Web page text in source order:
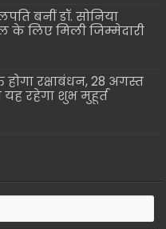
बनीं डॉ. सोनिया
के लिए मिली जिम्मेदारी
होगा रक्षाबंधन, 28 अगस्त
यह रहेगा शुभ मुहूर्त